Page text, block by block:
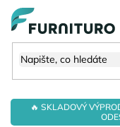
Přejít
obsah
🔥 SKLADOVÝ